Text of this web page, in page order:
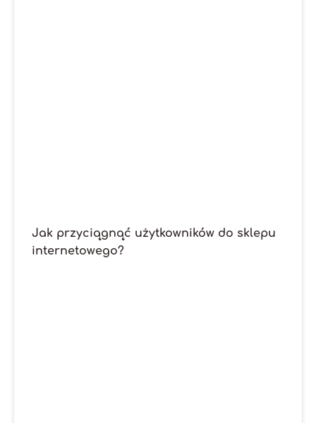
Jak przyciągnąć użytkowników do sklepu
internetowego?